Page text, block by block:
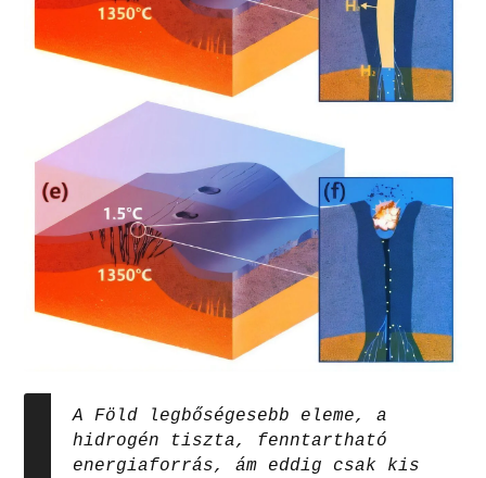
A Föld legbőségesebb eleme, a
hidrogén tiszta, fenntartható
energiaforrás, ám eddig csak kis